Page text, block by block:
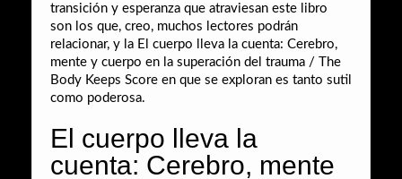
transición y esperanza que atraviesan este libro
son los que, creo, muchos lectores podrán
relacionar, y la El cuerpo lleva la cuenta: Cerebro,
mente y cuerpo en la superación del trauma / The
Body Keeps Score en que se exploran es tanto sutil
como poderosa.
El cuerpo lleva la
cuenta: Cerebro, mente